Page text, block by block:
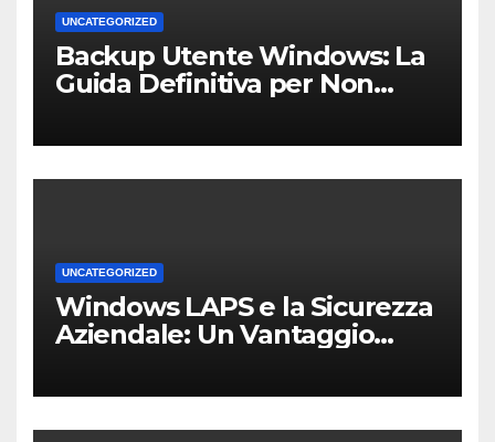
UNCATEGORIZED
Backup Utente Windows: La
Guida Definitiva per Non
Casa o dell’Ufficio
UNCATEGORIZED
Windows LAPS e la Sicurezza
Aziendale: Un Vantaggio